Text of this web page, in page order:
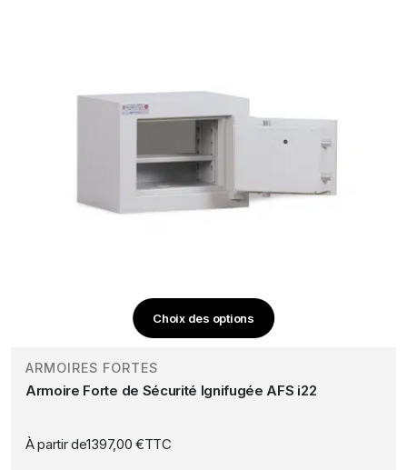
produit
Choix des options
Ce
a
plusieurs
Les
ARMOIRES FORTES
Armoire Forte de Sécurité Ignifugée AFS i22
À partir de1397,00 €TTC